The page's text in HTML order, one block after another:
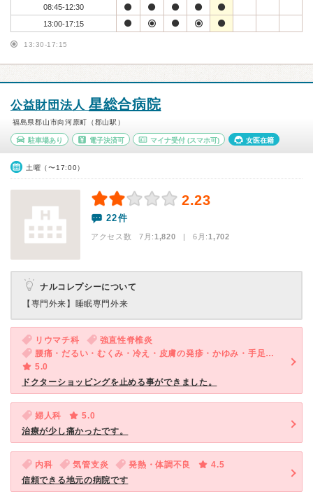
08:45-12:30
13:00-17:15
13:30-17:15
公益財団法人 星総合病院
福島県郡山市向河原町（郡山駅）
駐車場あり 電子決済可 マイナ受付 (スマホ可) 女医在籍
土曜（〜17:00）
2.23
22件
アクセス数 7月:1,820 | 6月:1,702
ナルコレプシーについて
【専門外来】 睡眠専門外来
リウマチ科
強直性脊椎炎
腰痛・だるい・むくみ・冷え・皮膚の発疹・かゆみ・手足の関節が痛い・手足が痛い（関節を除く）
5.0
ドクターショッピングを止める事ができました。
婦人科
5.0
治療が少し痛かったです。
内科 気管支炎 発熱・体調不良
4.5
信頼できる地元の病院です